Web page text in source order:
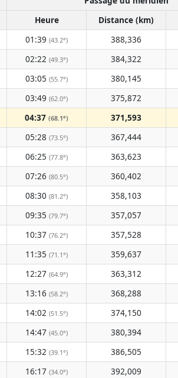
Heure Distance (km)
01:39 (43.2°) 388,336
02:22 (49.3°) 384,322
03:05 (55.7°) 380,145
03:49 (62.0°) 375,872
04:37 (68.1°) 371,593
05:28 (73.5°) 367,444
06:25 (77.8°) 363,623
07:26 (80.5°) 360,402
08:30 (81.2°) 358,103
09:35 (79.7°) 357,057
10:37 (76.2°) 357,528
11:35 (71.1°) 359,637
12:27 (64.9°) 363,312
13:16 (58.2°) 368,288
14:02 (51.5°) 374,150
14:47 (45.0°) 380,394
15:32 (39.1°) 386,505
16:17 (34.0°) 392,009